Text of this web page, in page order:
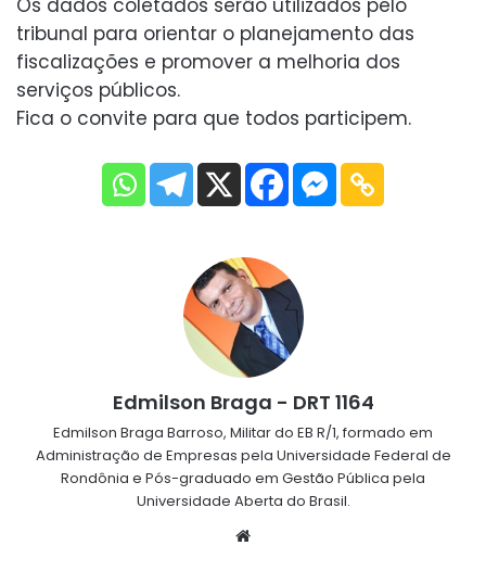
Os dados coletados serão utilizados pelo
tribunal para orientar o planejamento das
fiscalizações e promover a melhoria dos
serviços públicos.
Fica o convite para que todos participem.
Edmilson Braga - DRT 1164
Edmilson Braga Barroso, Militar do EB R/1, formado em
Administração de Empresas pela Universidade Federal de
Rondônia e Pós-graduado em Gestão Pública pela
Universidade Aberta do Brasil.